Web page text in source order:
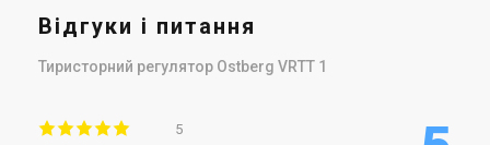
Відгуки і питання
Тиристорний регулятор Ostberg VRTT 1
5